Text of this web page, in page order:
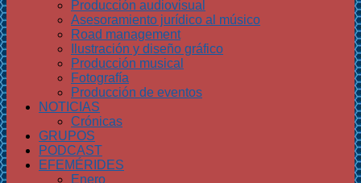
Producción audiovisual
Asesoramiento jurídico al músico
Road management
Ilustración y diseño gráfico
Producción musical
Fotografía
Producción de eventos
NOTICIAS
Crónicas
GRUPOS
PODCAST
EFEMÉRIDES
Enero